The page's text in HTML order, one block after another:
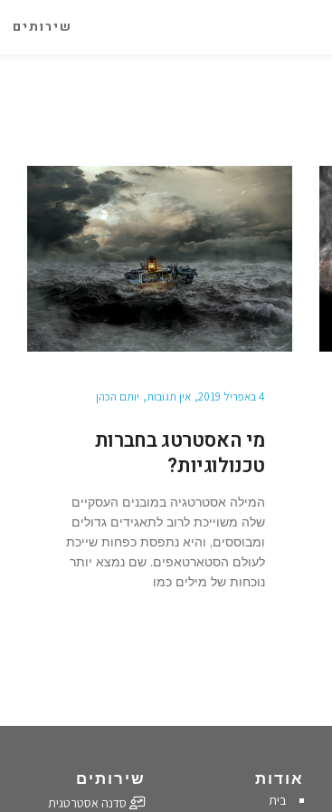
שירותים
4 באפריל 2019 אין תגובות יותם הכהן
מי האסטרטג בחברות
טכנולוגיות?
המילה אסטרטגיה במובנים העסקיים
שלה משוייכת לרוב לתאגידים גדולים
ומבוססים, והיא נתפסת כפחות שייכת
לעולם הסטארטאפים. שם נמצא יותר
נוכחות של מילים כמו
אודות
בית
שירותים
סדנה אסטרטגית